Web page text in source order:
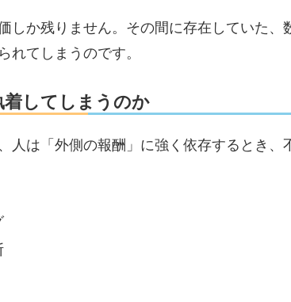
しか残りません。その間に存在していた、
れてしまうのです。
着してしまうのか
人は「外側の報酬」に強く依存するとき